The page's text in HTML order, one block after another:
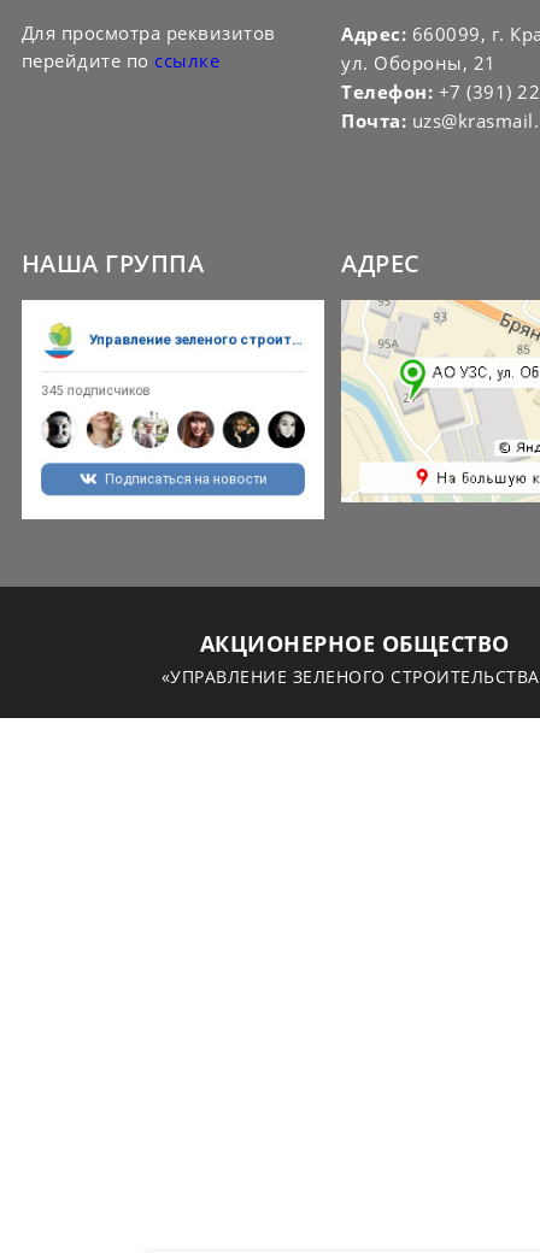
Для просмотра реквизитов
перейдите по ссылке
Адрес: 660099, г.
ул. Обороны, 21
Телефон: +7 (391)
Почта:
НАША ГРУППА АДРЕС
АКЦИОНЕРНОЕ ОБЩЕСТВО
«УПРАВЛЕНИЕ ЗЕЛЕНОГО